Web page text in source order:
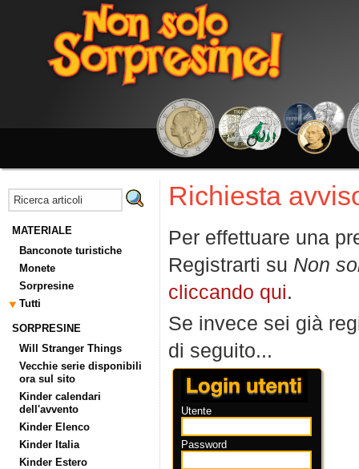
MATERIALE
Banconote turistiche
Monete
Sorpresine
Tutti
SORPRESINE
Will Stranger Things
Vecchie serie disponibili
ora sul sito
Kinder calendari
dell'avvento
Kinder Elenco
Kinder Italia
Kinder Estero
Richiesta
Per effettuare una
Registrarti su Non
cliccando qui.
Se invece sei già
di seguito...
Utente
Password